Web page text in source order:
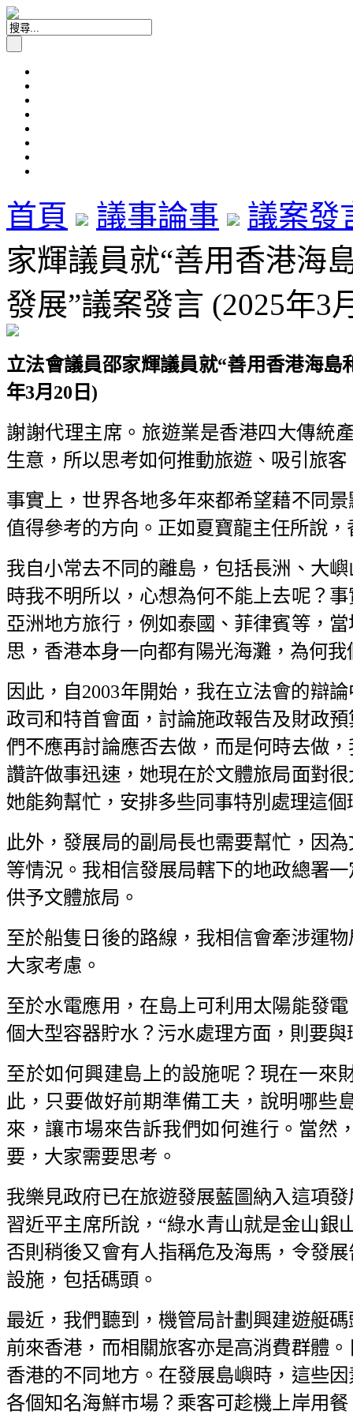
首頁 議事論事
議案發
家輝議員就“善用香港海
發展”議案發言 (2025年3
立法會議員邵家輝議員就“善用香港海島
年3月20日)
謝謝代理主席。旅遊業是香港四大傳統
生意，所以思考如何推動旅遊、吸引旅
事實上，世界各地多年來都希望藉不同
值得參考的方向。正如夏寶龍主任所說，
我自小常去不同的離島，包括長洲、大
時我不明所以，心想為何不能上去呢？
亞洲地方旅行，例如泰國、菲律賓等，
思，香港本身一向都有陽光海灘，為何
因此，自2003年開始，我在立法會的辯
政司和特首會面，討論施政報告及財政
們不應再討論應否去做，而是何時去做
讚許做事迅速，她現在於文體旅局面對
她能夠幫忙，安排多些同事特別處理這個
此外，發展局的副局長也需要幫忙，因
等情況。我相信發展局轄下的地政總署
供予文體旅局。
至於船隻日後的路線，我相信會牽涉運
大家考慮。
至於水電應用，在島上可利用太陽能發
個大型容器貯水？污水處理方面，則要
至於如何興建島上的設施呢？現在一來
此，只要做好前期準備工夫，說明哪些
來，讓市場來告訴我們如何進行。當然
要，大家需要思考。
我樂見政府已在旅遊發展藍圖納入這項
習近平主席所說，“綠水青山就是金山銀
否則稍後又會有人指稱危及海馬，令發
設施，包括碼頭。
最近，我們聽到，機管局計劃興建遊艇
前來香港，而相關旅客亦是高消費群體
香港的不同地方。在發展島嶼時，這些
各個知名海鮮市場？乘客可趁機上岸用